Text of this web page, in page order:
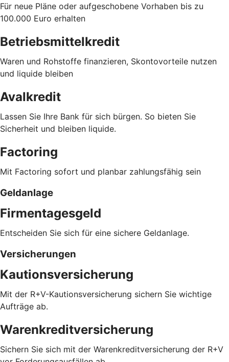
Für neue Pläne oder aufgeschobene Vorhaben bis zu
100.000 Euro erhalten
Betriebsmittelkredit
Waren und Rohstoffe finanzieren, Skontovorteile nutzen
und liquide bleiben
Avalkredit
Lassen Sie Ihre Bank für sich bürgen. So bieten Sie
Sicherheit und bleiben liquide.
Factoring
Mit Factoring sofort und planbar zahlungsfähig sein
Geldanlage
Firmentagesgeld
Entscheiden Sie sich für eine sichere Geldanlage.
Versicherungen
Kautionsversicherung
Mit der R+V-Kautionsversicherung sichern Sie wichtige
Aufträge ab.
Warenkreditversicherung
Sichern Sie sich mit der Warenkreditversicherung der R+V